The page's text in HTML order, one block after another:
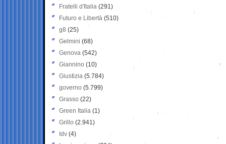
Fratelli d'Italia (291)
Futuro e Libertà (510)
g8 (25)
Gelmini (68)
Genova (542)
Giannino (10)
Giustizia (5.784)
governo (5.799)
Grasso (22)
Green Italia (1)
Grillo (2.941)
Idv (4)